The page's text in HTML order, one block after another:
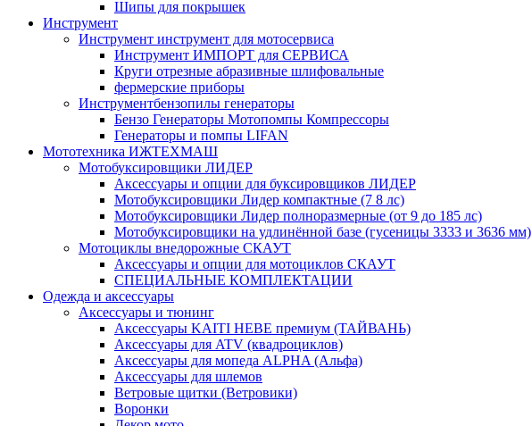
Шипы для покрышек
Инструмент
Инструмент инструмент для мотосервиса
Инструмент ИМПОРТ для СЕРВИСА
Круги отрезные абразивные шлифовальные
фермерские приборы
Инструментбензопилы генераторы
Бензо Генераторы Мотопомпы Компрессоры
Генераторы и помпы LIFAN
Мототехника ИЖТЕХМАШ
Мотобуксировщики ЛИДЕР
Аксессуары и опции для буксировщиков ЛИДЕР
Мотобуксировщики Лидер компактные (7 8 лс)
Мотобуксировщики Лидер полноразмерные (от 9 до 185 лс)
Мотобуксировщики на удлинённой базе (гусеницы 3333 и 3636 мм)
Мотоциклы внедорожные СКАУТ
Аксессуары и опции для мотоциклов СКАУТ
СПЕЦИАЛЬНЫЕ КОМПЛЕКТАЦИИ
Одежда и аксессуары
Аксессуары и тюнинг
Аксессуары KAITI HEBE премиум (ТАЙВАНЬ)
Аксессуары для ATV (квадроциклов)
Аксессуары для мопеда ALPHA (Альфа)
Аксессуары для шлемов
Ветровые щитки (Ветровики)
Воронки